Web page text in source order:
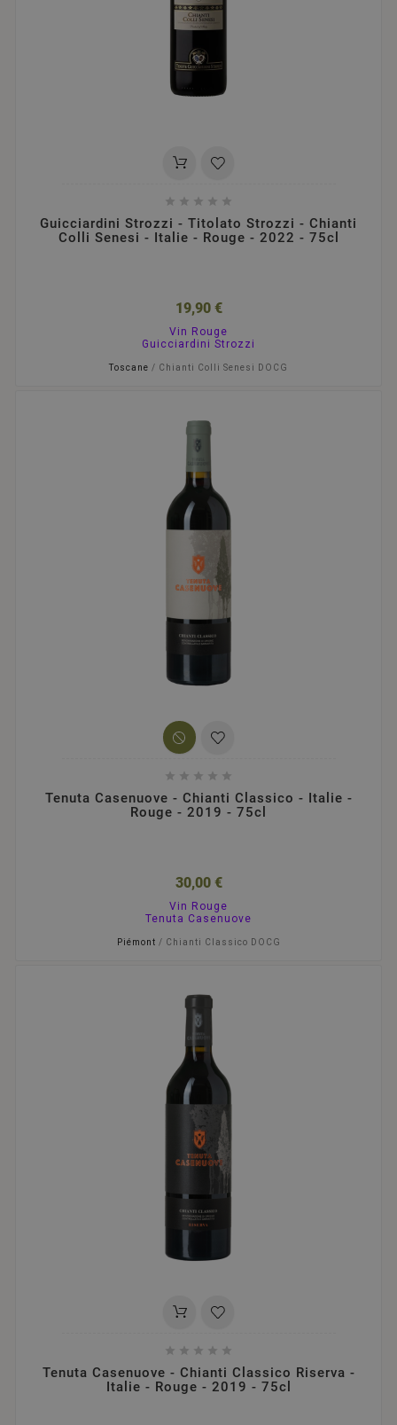
    
Guicciardini Strozzi - Titolato Strozzi - Chianti
Colli Senesi - Italie - Rouge - 2022 - 75cl
19,90 €
Vin Rouge
Guicciardini Strozzi
Toscane / Chianti Colli Senesi DOCG
    
Tenuta Casenuove - Chianti Classico - Italie -
Rouge - 2019 - 75cl
30,00 €
Vin Rouge
Tenuta Casenuove
Piémont / Chianti Classico DOCG
    
Tenuta Casenuove - Chianti Classico Riserva -
Italie - Rouge - 2019 - 75cl